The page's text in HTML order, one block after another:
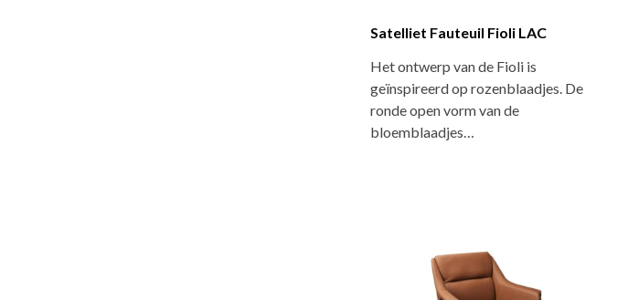
Satelliet Fauteuil Fioli LAC
Het ontwerp van de Fioli is
geïnspireerd op rozenblaadjes. De
ronde open vorm van de
bloemblaadjes…